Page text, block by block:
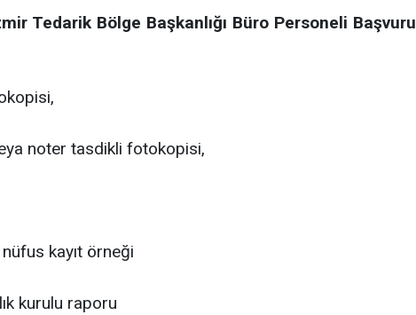
Tedarik Bölge Başkanlığı Büro Personeli Başvuru
noter tasdikli fotokopisi,
kayıt örneği
kurulu raporu